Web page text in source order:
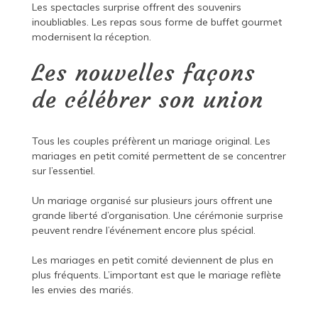
Les spectacles surprise offrent des souvenirs
inoubliables. Les repas sous forme de buffet gourmet
modernisent la réception.
Les nouvelles façons
de célébrer son union
Tous les couples préfèrent un mariage original. Les
mariages en petit comité permettent de se concentrer
sur l’essentiel.
Un mariage organisé sur plusieurs jours offrent une
grande liberté d’organisation. Une cérémonie surprise
peuvent rendre l’événement encore plus spécial.
Les mariages en petit comité deviennent de plus en
plus fréquents. L’important est que le mariage reflète
les envies des mariés.